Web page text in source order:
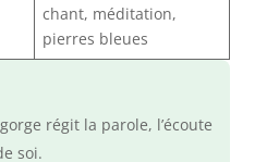
chant, méditation,
pierres bleues
régit la parole, l’écoute
soi.